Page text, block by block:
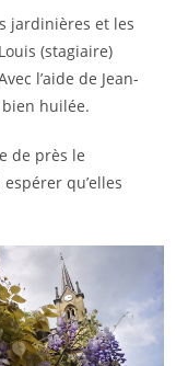
jardinières et les
(stagiaire)
l’aide de Jean-
huilée.
de près le
qu’elles